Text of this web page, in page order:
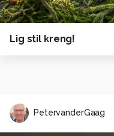
Lig stil kreng!
PetervanderGaag